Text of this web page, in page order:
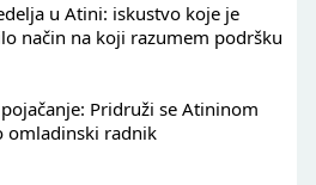
u Atini: iskustvo koje je
način na koji razumem podršku
Pridruži se Atininom
omladinski radnik